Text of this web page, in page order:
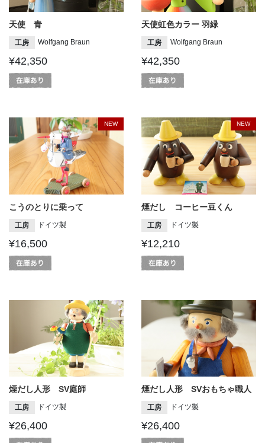
天使 青
工房 Wolfgang Braun
¥42,350
天使虹色カラー 羽緑
工房 Wolfgang Braun
¥42,350
NEW
こうのとりに乗って
工房 ドイツ製
¥16,500
NEW
煙だし コーヒー豆くん
工房 ドイツ製
¥12,210
煙だし人形 SV庭師
工房 ドイツ製
¥26,400
煙だし人形 SVおもちゃ職人
工房 ドイツ製
¥26,400